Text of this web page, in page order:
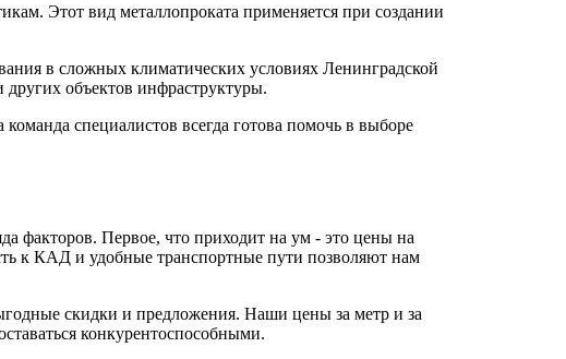
Этот вид металлопроката применяется при создании
в сложных климатических условиях Ленинградской
других объектов инфраструктуры.
специалистов всегда готова помочь в выборе
факторов. Первое, что приходит на ум - это цены на
к КАД и удобные транспортные пути позволяют нам
скидки и предложения. Наши цены за метр и за
конкурентоспособными.